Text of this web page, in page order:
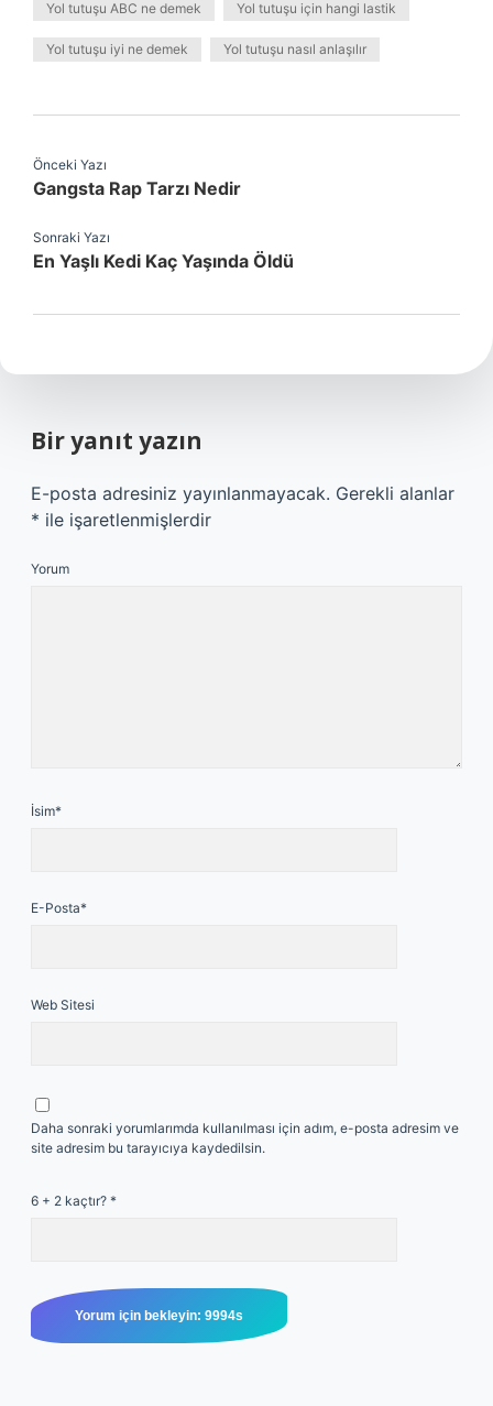
Yol tutuşu ABC ne demek Yol tutuşu için hangi lastik
Yol tutuşu iyi ne demek Yol tutuşu nasıl anlaşılır
Önceki Yazı
Gangsta Rap Tarzı Nedir
Sonraki Yazı
En Yaşlı Kedi Kaç Yaşında Öldü
Bir yanıt yazın
E-posta adresiniz yayınlanmayacak. Gerekli alanlar
* ile işaretlenmişlerdir
Yorum
İsim*
E-Posta*
Web Sitesi
Daha sonraki yorumlarımda kullanılması için adım, e-posta adresim ve
site adresim bu tarayıcıya kaydedilsin.
6 + 2 kaçtır? *